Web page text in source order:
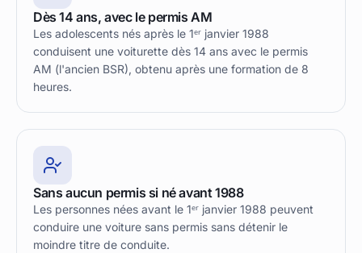
Dès 14 ans, avec le permis AM
Les adolescents nés après le 1ᵉʳ janvier 1988
conduisent une voiturette dès 14 ans avec le permis
AM (l'ancien BSR), obtenu après une formation de 8
heures.
Sans aucun permis si né avant 1988
Les personnes nées avant le 1ᵉʳ janvier 1988 peuvent
conduire une voiture sans permis sans détenir le
moindre titre de conduite.